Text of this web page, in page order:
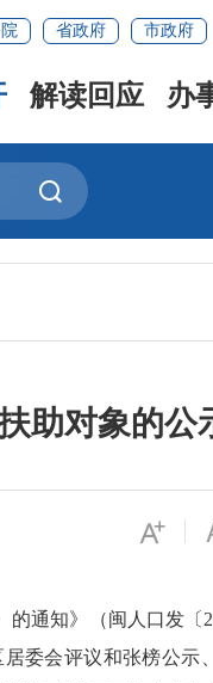
省政府 市政府
解读回应 办
助对象的公
通知》（闽人口发〔
委会评议和张榜公示